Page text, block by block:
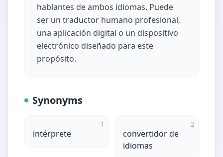
hablantes de ambos idiomas. Puede
ser un traductor humano profesional,
una aplicación digital o un dispositivo
electrónico diseñado para este
propósito.
Synonyms
1
intérprete
2
convertidor de
idiomas